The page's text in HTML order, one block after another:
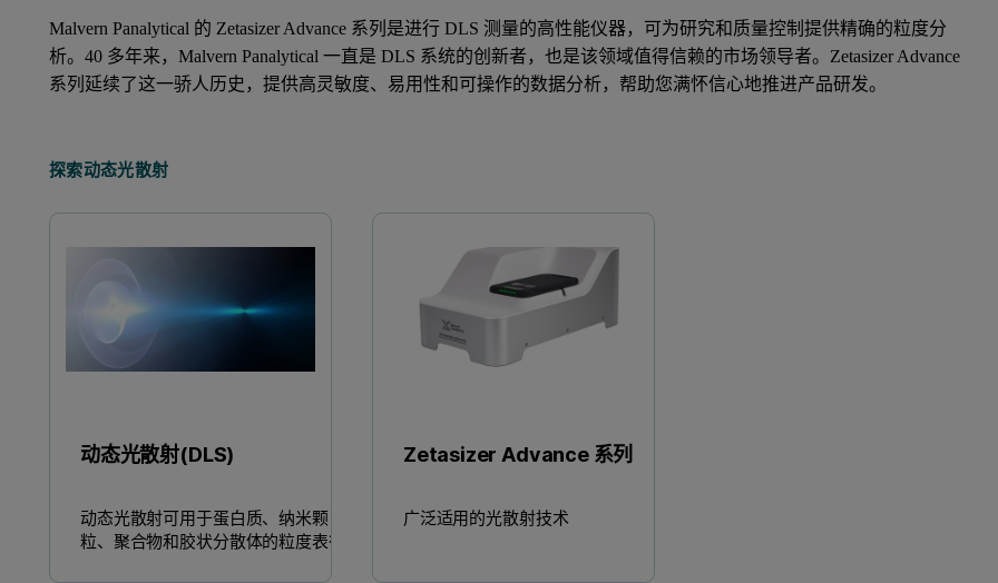
Malvern Panalytical 的 Zetasizer Advance 系列是进行 DLS 测量的高性能仪器，可为研究和质量控制提供精确的粒度分
析。40 多年来，Malvern Panalytical 一直是 DLS 系统的创新者，也是该领域值得信赖的市场领导者。Zetasizer Advance
系列延续了这一骄人历史，提供高灵敏度、易用性和可操作的数据分析，帮助您满怀信心地推进产品研发。
探索动态光散射
动态光散射(DLS)
动态光散射可用于蛋白质、纳米颗
粒、聚合物和胶状分散体的粒度表征
Zetasizer Advance 系列
广泛适用的光散射技术